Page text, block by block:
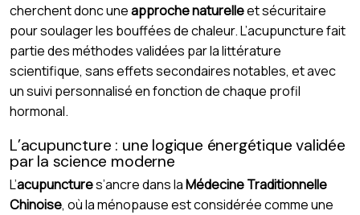
cherchent donc uneapproche naturelleet sécuritaire
pour soulager les bouffées de chaleur. L’acupuncture fait
partie des méthodes validées par la littérature
scientifique, sans effets secondaires notables, et avec
un suivi personnalisé en fonction de chaque profil
hormonal.
L’acupuncture : une logique énergétique validée
par la science moderne
L’acupunctures’ancre dans laMédecine Traditionnelle
Chinoise, où la ménopause est considérée comme une